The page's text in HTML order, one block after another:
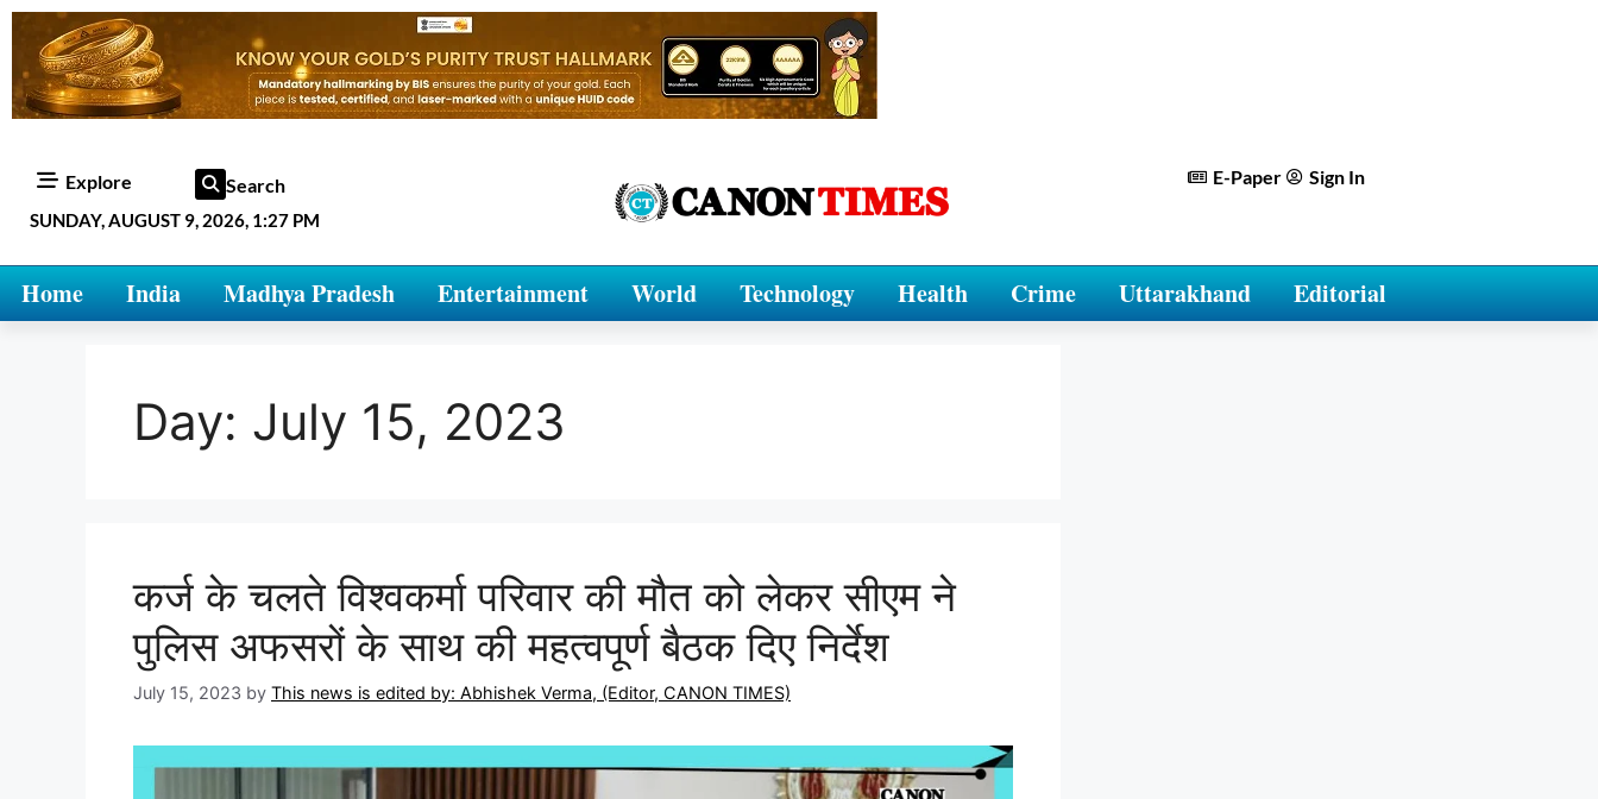
Explore Search
SUNDAY, AUGUST 9, 2026, 1:27 PM
E-Paper Sign In
Home India Madhya Pradesh Entertainment World Technology Health Crime Uttarakhand Editorial
Day: July 15, 2023
कर्ज के चलते विश्वकर्मा परिवार की मौत को लेकर सीएम ने
पुलिस अफसरों के साथ की महत्वपूर्ण बैठक दिए निर्देश
July 15, 2023 by This news is edited by: Abhishek Verma, (Editor, CANON TIMES)